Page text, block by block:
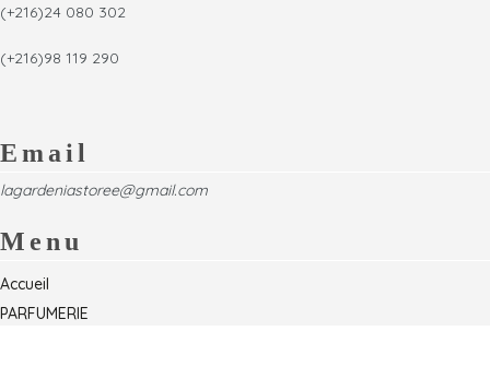
(+216)24 080 302
(+216)98 119 290
Email
lagardeniastoree@gmail.com
Menu
Accueil
PARFUMERIE